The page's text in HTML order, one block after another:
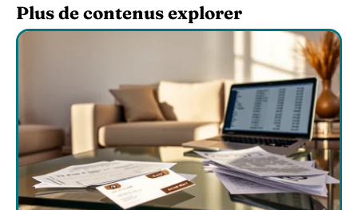
Plus de contenus explorer